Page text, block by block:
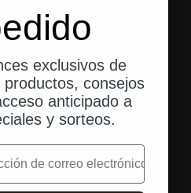
exclusivos de
consejos
anticipado a
y sorteos.